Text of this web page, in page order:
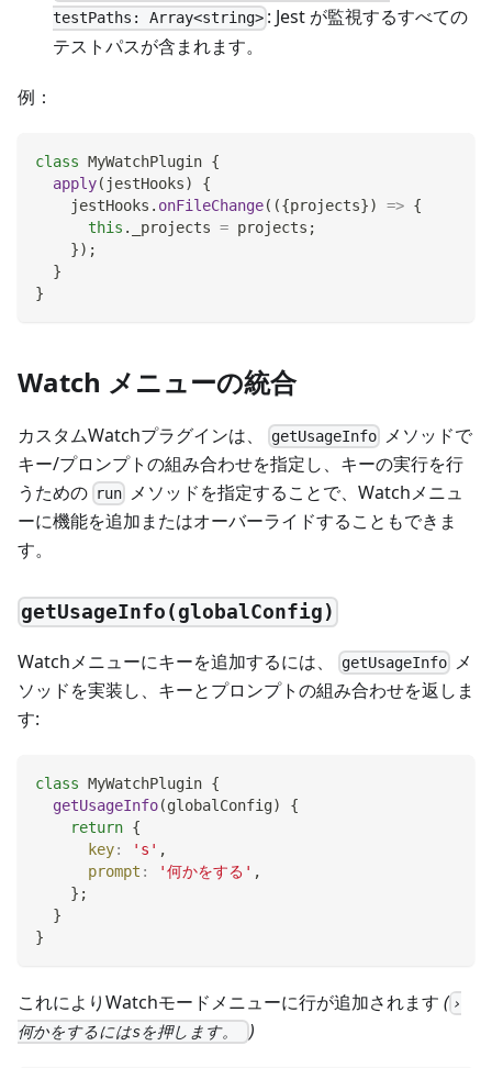
testPaths: Array<string> : Jest が監視するすべての
テストパスが含まれます。
例：
class MyWatchPlugin {
apply( jestHooks)
{
    jestHooks
. onFileChange( ({projects}) => {
this . _projects = projects ;
}) ;
}
}
Watch メニューの統合
カスタムWatchプラグインは、 getUsageInfo メソッドで
キー/プロンプトの組み合わせを指定し、キーの実行を行
うための run メソッドを指定することで、Watchメニュ
ーに機能を追加またはオーバーライドすることもできま
す。
getUsageInfo(globalConfig)
Watchメニューにキーを追加するには、 getUsageInfo メ
ソッドを実装し、キーとプロンプトの組み合わせを返しま
す:
class MyWatchPlugin {
getUsageInfo(globalConfig)
{
return {
key: 's' ,
prompt : '何かをする' ,
} ;
}
}
これによりWatchモードメニューに行が追加されます ( ›
何かをするにはsを押します。
)